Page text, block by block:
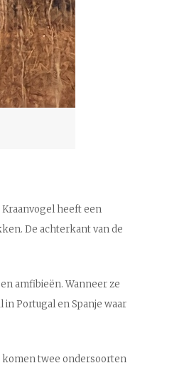
Kraanvogel heeft een
De achterkant van de
amfibieën. Wanneer ze
Portugal en Spanje waar
komen twee ondersoorten